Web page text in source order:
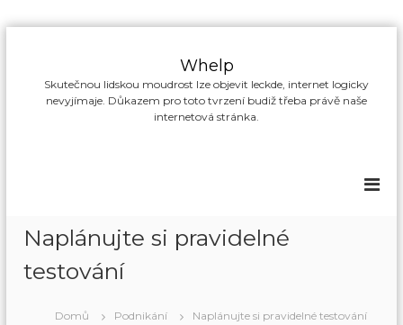
Whelp
Skutečnou lidskou moudrost lze objevit leckde, internet logicky
nevyjímaje. Důkazem pro toto tvrzení budiž třeba právě naše
internetová stránka.
Naplánujte si pravidelné
testování
Domů Podnikání Naplánujte si pravidelné testování